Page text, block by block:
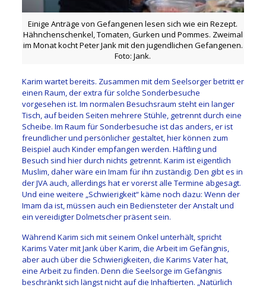
Einige Anträge von Gefangenen lesen sich wie ein Rezept.
Hähnchenschenkel, Tomaten, Gurken und Pommes. Zweimal
im Monat kocht Peter Jank mit den jugendlichen Gefangenen.
Foto: Jank.
Karim wartet bereits. Zusammen mit dem Seelsorger betritt er
einen Raum, der extra für solche Sonderbesuche
vorgesehen ist. Im normalen Besuchsraum steht ein langer
Tisch, auf beiden Seiten mehrere Stühle, getrennt durch eine
Scheibe. Im Raum für Sonderbesuche ist das anders, er ist
freundlicher und persönlicher gestaltet, hier können zum
Beispiel auch Kinder empfangen werden. Häftling und
Besuch sind hier durch nichts getrennt. Karim ist eigentlich
Muslim, daher wäre ein Imam für ihn zuständig. Den gibt es in
der JVA auch, allerdings hat er vorerst alle Termine abgesagt.
Und eine weitere „Schwierigkeit“ käme noch dazu: Wenn der
Imam da ist, müssen auch ein Bediensteter der Anstalt und
ein vereidigter Dolmetscher präsent sein.
Während Karim sich mit seinem Onkel unterhält, spricht
Karims Vater mit Jank über Karim, die Arbeit im Gefängnis,
aber auch über die Schwierigkeiten, die Karims Vater hat,
eine Arbeit zu finden. Denn die Seelsorge im Gefängnis
beschränkt sich längst nicht auf die Inhaftierten. „Natürlich